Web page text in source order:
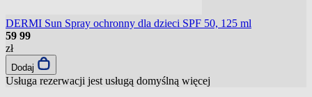
DERMI Sun Spray ochronny dla dzieci SPF 50, 125 ml
59 99
zł
Dodaj
Usługa rezerwacji jest usługą domyślną więcej